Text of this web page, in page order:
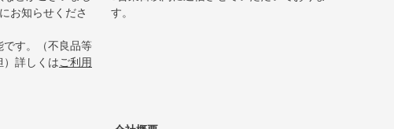
お知らせくださ
です。（不良品等
）詳しくはご利用
す。